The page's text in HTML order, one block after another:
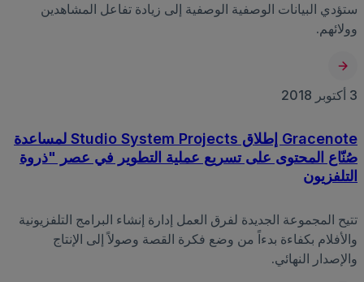
ستؤدي البيانات الوصفية الوصفية إلى زيادة تفاعل المشاهدين
وولائهم.
3 أكتوبر 2018
Gracenote إطلاق Studio System Projects لمساعدة
صُنّاع المحتوى على تسريع عملية التطوير في عصر "ذروة
التلفزيون
تتيح المجموعة الجديدة لفرق العمل إدارة إنشاء البرامج التلفزيونية
والأفلام بكفاءة بدءاً من وضع فكرة القصة وصولاً إلى الإنتاج
والإصدار النهائي.